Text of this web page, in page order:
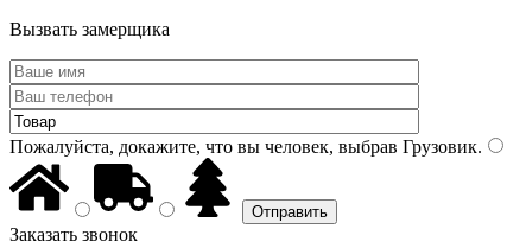
Вызвать замерщика
Пожалуйста, докажите, что вы человек, выбрав Грузовик.
Заказать звонок